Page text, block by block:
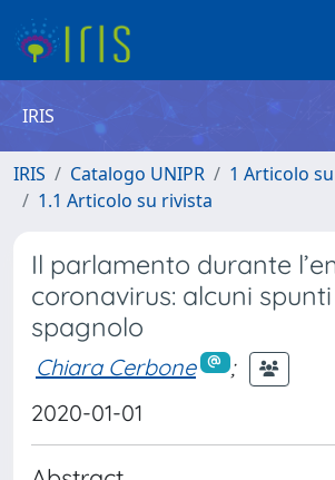
IRIS
IRIS Catalogo UNIPR
1 Articolo
1.1 Articolo su rivista
Il parlamento durante
coronavirus: alcuni
spagnolo
Chiara Cerbone
;
2020-01-01